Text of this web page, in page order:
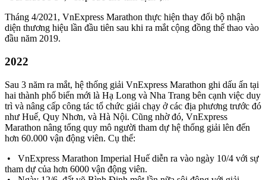
Tháng 4/2021, VnExpress Marathon thực hiện thay đổi bộ nhận
diện thương hiệu lần đầu tiên sau khi ra mắt cộng đồng thể thao vào
đầu năm 2019.
2022
Sau 3 năm ra mắt, hệ thống giải VnExpress Marathon ghi dấu ấn tại
hai thành phố biển mới là Hạ Long và Nha Trang bên cạnh việc duy
trì và nâng cấp công tác tổ chức giải chạy ở các địa phương trước đó
như Huế, Quy Nhơn, và Hà Nội. Cũng nhờ đó, VnExpress
Marathon nâng tổng quy mô người tham dự hệ thống giải lên đến
hơn 60.000 vận động viên. Cụ thể:
• VnExpress Marathon Imperial Huế diễn ra vào ngày 10/4 với sự
tham dự của hơn 6000 vận động viên.